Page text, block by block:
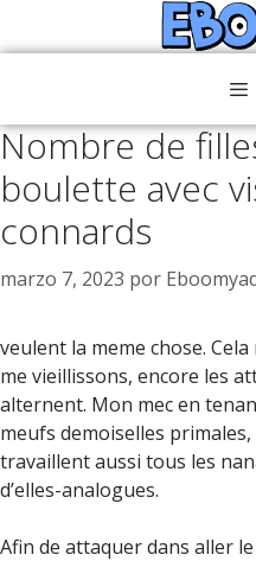
al
Nombre de
boulette avec
connards
marzo 7, 2023 por
veulent la meme chose.
me vieillissons, encore les
alternent. Mon mec en
meufs demoiselles
travaillent aussi tous les
d’elles-analogues.
Afin de attaquer dans aller